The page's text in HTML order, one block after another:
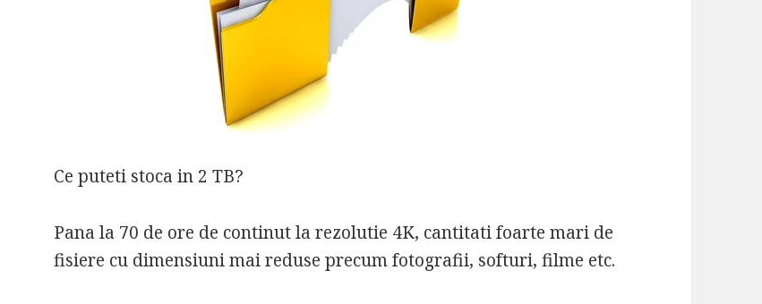
Ce puteti stoca in 2 TB?
Pana la 70 de ore de continut la rezolutie 4K, cantitati foarte mari de
fisiere cu dimensiuni mai reduse precum fotografii, softuri, filme etc.